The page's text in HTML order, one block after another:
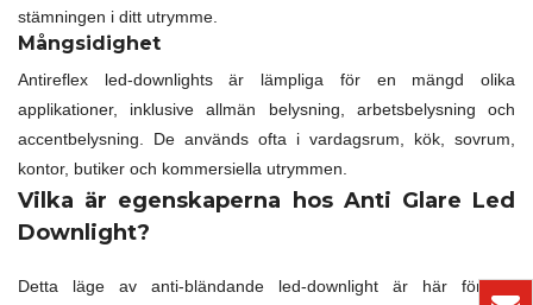
stämningen i ditt utrymme.
Mångsidighet
Antireflex led-downlights är lämpliga för en mängd olika
applikationer, inklusive allmän belysning, arbetsbelysning och
accentbelysning. De används ofta i vardagsrum, kök, sovrum,
kontor, butiker och kommersiella utrymmen.
Vilka är egenskaperna hos Anti Glare Led
Downlight?
Detta läge av anti-bländande led-downlight är här för att